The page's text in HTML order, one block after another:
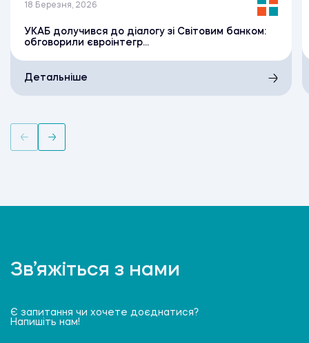
18 Березня, 2026
УКАБ долучився до діалогу зі Світовим банком:
обговорили євроінтегр...
Детальніше
Зв’яжіться з нами
Є запитання чи хочете доєднатися?
Напишіть нам!